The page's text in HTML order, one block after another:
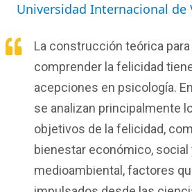
Universidad Internacional de
La construcción teórica
comprender la felicidad
acepciones en psicología.
se analizan principalmente
objetivos de la felicidad,
bienestar económico, social
medioambiental, factores